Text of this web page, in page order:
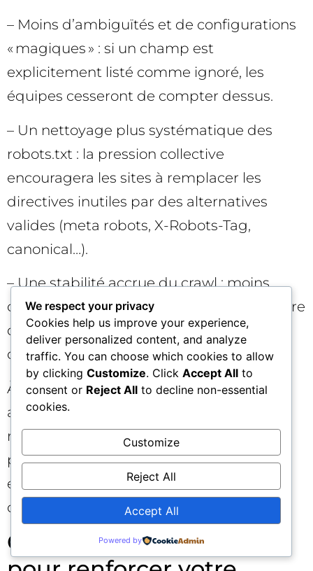
– Moins d’ambiguïtés et de configurations
« magiques » : si un champ est
explicitement listé comme ignoré, les
équipes cesseront de compter dessus.
– Un nettoyage plus systématique des
robots.txt : la pression collective
encouragera les sites à remplacer les
directives inutiles par des alternatives
valides (meta robots, X-Robots-Tag,
canonical…).
– Une stabilité accrue du crawl : moins
d’erreurs de saisie, plus de cohérence entre
domaines, moins de contradictions entre
disallow/allow.
À court terme, attendez-vous à quelques
ajustements internes (suppression de
règles obsolètes), à une clarification des
process pour les environnements de test,
et à plus d’alignement entre SEO,
développeurs et sécurité.
Conseils actionnables
We respect your privacy
Cookies help us improve your experience,
deliver personalized content, and analyze
traffic. You can choose which cookies to allow
by clicking Customize. Click Accept All to
consent or Reject All to decline non-essential
cookies.
Customize
Reject All
Accept All
Powered by